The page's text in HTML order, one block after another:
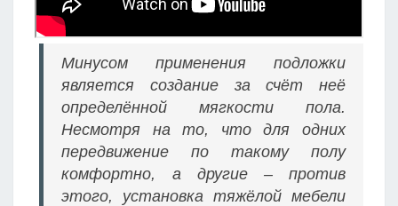
Минусом применения подложки
является создание за счёт неё
определённой мягкости пола.
Несмотря на то, что для одних
передвижение по такому полу
комфортно, а другие – против
этого, установка тяжёлой мебели